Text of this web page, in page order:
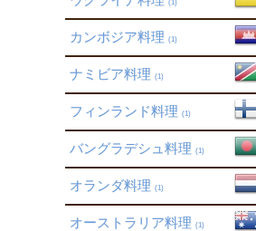
(1)
カンボジア料理 (1)
ナミビア料理 (1)
フィンランド料理 (1)
バングラデシュ料理 (1)
オランダ料理 (1)
オーストラリア料理 (1)